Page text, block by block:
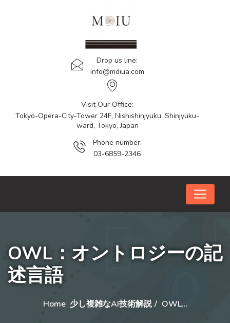
Drop us line:
info@mdiua.com
Visit Our Office:
Tokyo-Opera-City-Tower 24F, Nishishinjyuku, Shinjyuku-
ward, Tokyo, Japan
Phone number:
03-6859-2346
OWL：オントロジーの記
述言語
Home 少し複雑なAI技術解説 OWL…